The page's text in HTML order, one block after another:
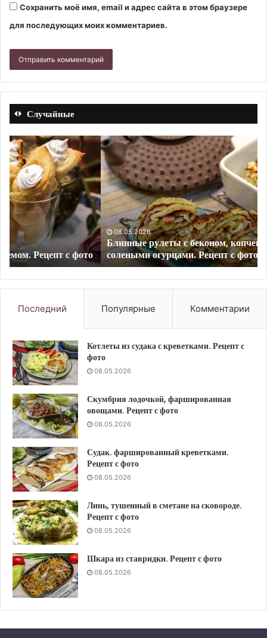
Сохранить моё имя, email и адрес сайта в этом браузере
для последующих моих комментариев.
Случайные
Блинные
рулеты
с
беконом,
копченым
сыром
и
солеными
огурцами.
Рецепт
с
фото
08.05.2026
Блинные рулеты с беконом, копченым сыром и
солеными огурцами. Рецепт с фото
с
.
с
Последний Популярные Комментарии
Котлеты из судака с креветками. Рецепт с
фото
08.05.2026
Скумбрия лодочкой, фаршированная
овощами. Рецепт с фото
08.05.2026
Судак. фаршированный креветками.
Рецепт с фото
08.05.2026
Линь, тушенный в сметане на сковороде.
Рецепт с фото
08.05.2026
Шкара из ставридки. Рецепт с фото
08.05.2026